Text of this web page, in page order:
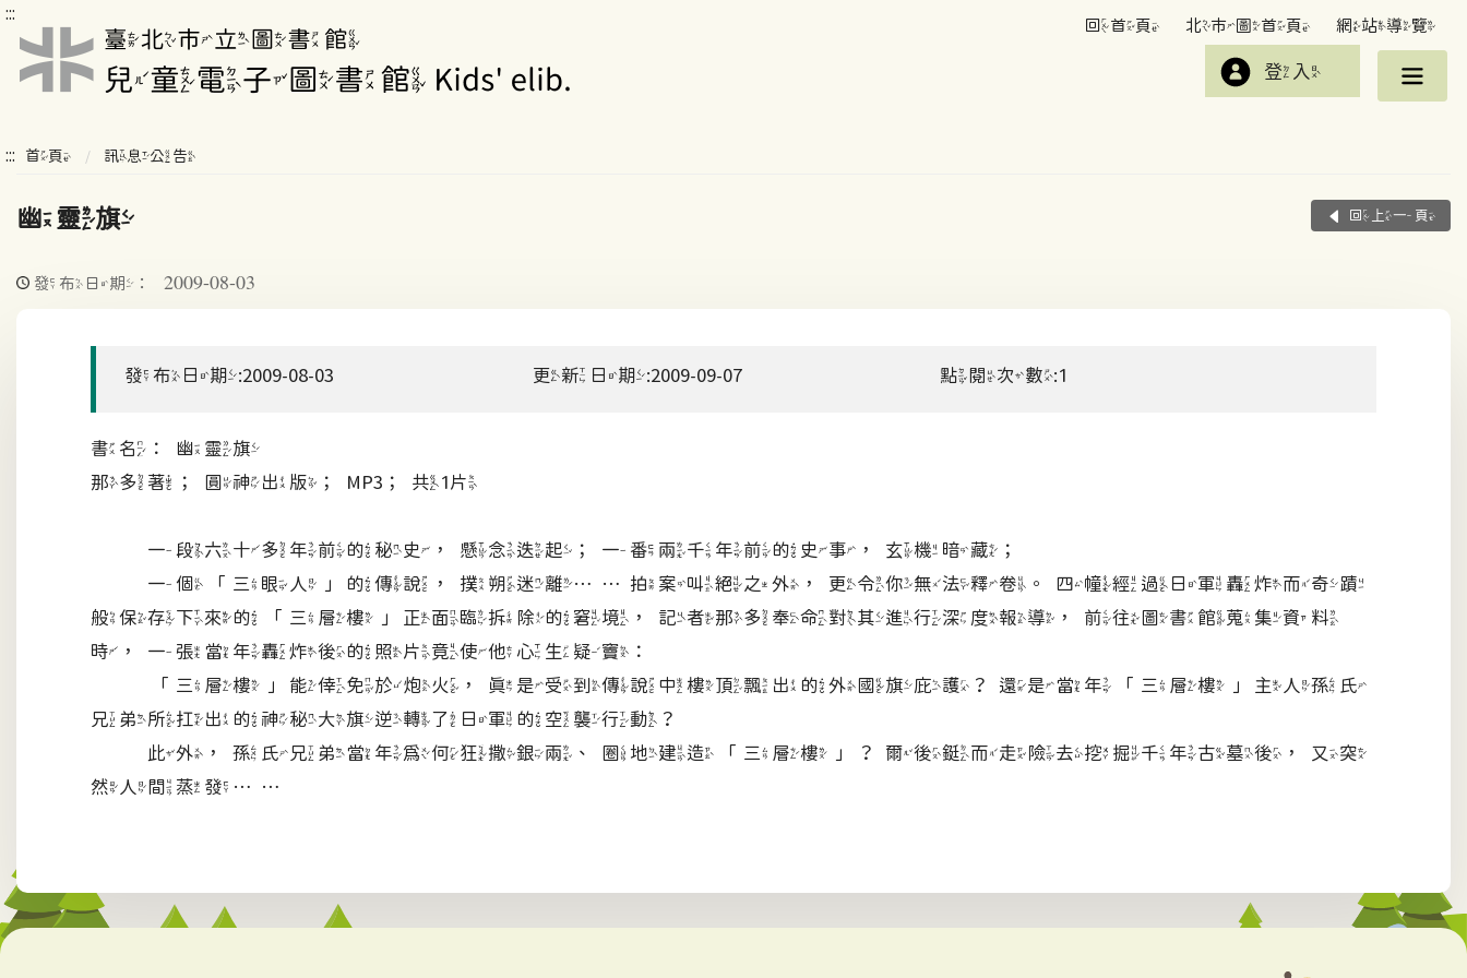
:::
回首頁 北市圖首頁 網站導覽
登入
::: 首頁 訊息公告
幽靈旗 回上一頁
發布日期： 2009-08-03
發布日期:2009-08-03 更新日期:2009-09-07 點閱次數:1
書名：幽靈旗
那多著；圓神出版；MP3；共1片
一段六十多年前的秘史，懸念迭起；一番兩千年前的史事，玄機暗藏；
一個「三眼人」的傳說，撲朔迷離……拍案叫絕之外，更令你無法釋卷。四幢經過日軍轟炸而奇蹟
般保存下來的「三層樓」正面臨拆除的窘境，記者那多奉命對其進行深度報導，前往圖書館蒐集資料
時，一張當年轟炸後的照片竟使他心生疑竇：
「三層樓」能倖免於炮火，真是受到傳說中樓頂飄出的外國旗庇護？還是當年「三層樓」主人孫氏
兄弟所扛出的神秘大旗逆轉了日軍的空襲行動？
此外，孫氏兄弟當年為何狂撒銀兩、圈地建造「三層樓」？爾後鋌而走險去挖掘千年古墓後，又突
然人間蒸發……